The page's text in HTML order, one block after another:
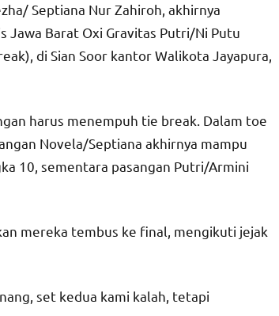
Septiana Nur Zahiroh, akhirnya
Jawa Barat Oxi Gravitas Putri/Ni Putu
di Sian Soor kantor Walikota Jayapura,
harus menempuh tie break. Dalam toe
Novela/Septiana akhirnya mampu
10, sementara pasangan Putri/Armini
mereka tembus ke final, mengikuti jejak
set kedua kami kalah, tetapi